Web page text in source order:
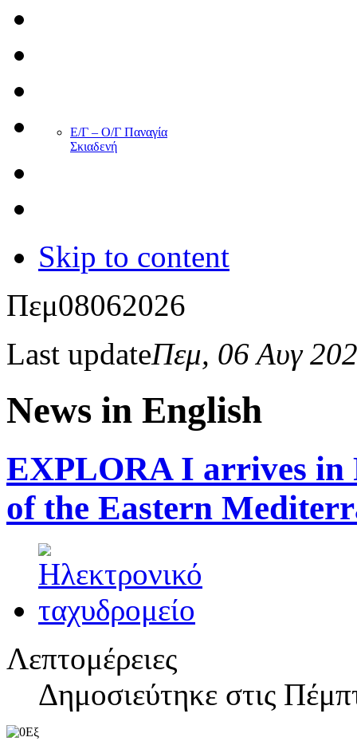
Ε/Γ – Ο/Γ Παναγία
Σκιαδενή
Skip to content
Πεμ08062026
Last updateΠεμ, 06 Αυγ
News in English
EXPLORA I arrives in
of the Eastern
Λεπτομέρειες
Δημοσιεύτηκε στις